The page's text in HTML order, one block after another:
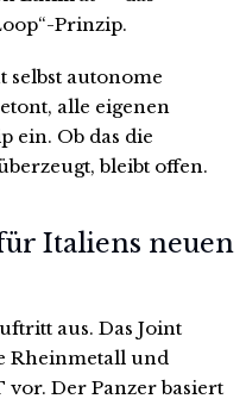
Prinzip.
selbst autonome
alle eigenen
ein. Ob das die
bleibt offen.
Italiens neuen
aus. Das Joint
Rheinmetall und
Der Panzer basiert